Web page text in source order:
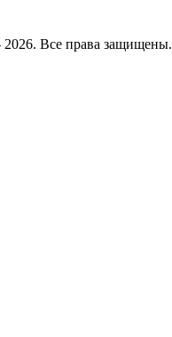
2026. Все права защищены.